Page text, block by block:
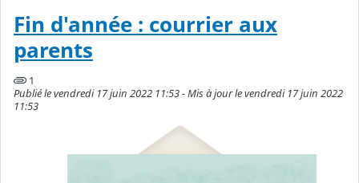
Fin d'année : courrier aux
parents
1
Publié le vendredi 17 juin 2022 11:53 - Mis à jour le vendredi 17 juin 2022
11:53